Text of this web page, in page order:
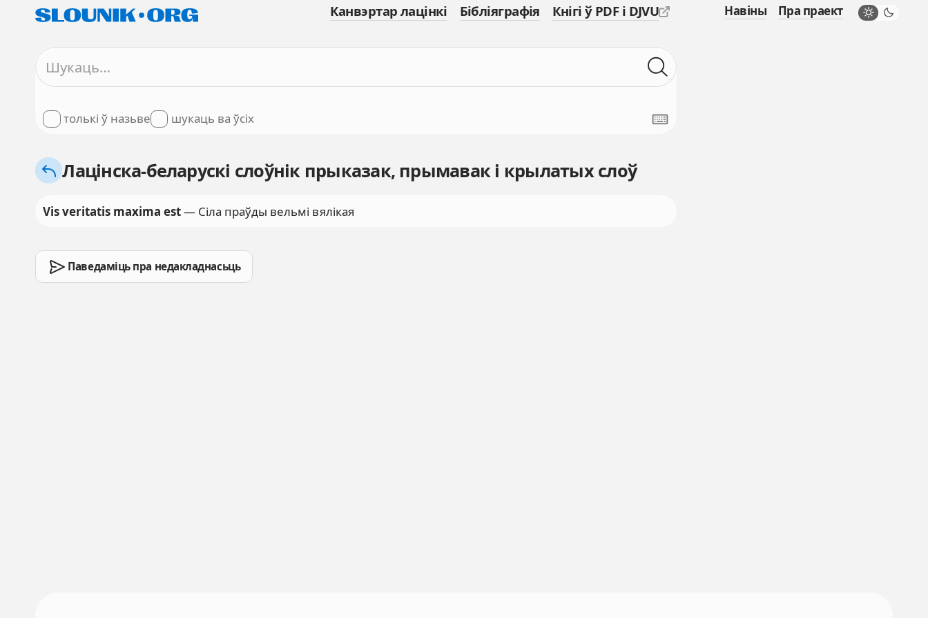
Канвэртар лацінкі Бібліяграфія Кнігі ў PDF і DJVU Навіны Пра праект
толькі ў назьве шукаць ва ўсіх
Лацінска-беларускі слоўнік прыказак, прымавак і крылатых слоў
Vis veritatis maxima est— Сіла праўды вельмі вялікая
Паведаміць пра недакладнасьць